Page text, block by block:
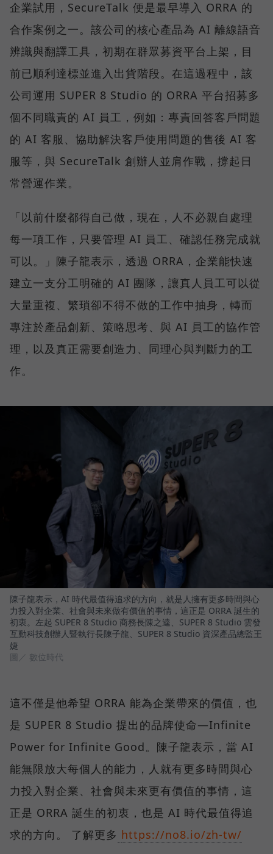
企業試用，SecureTalk 便是最早導入 ORRA 的
合作案例之一。該公司的核心產品為 AI 離線語音
辨識與翻譯工具，初期在群眾募資平台上架，目
前已順利達標並進入出貨階段。在這過程中，該
公司運用 SUPER 8 Studio 的 ORRA 平台招募多
個不同職責的 AI 員工，例如：專責回答客戶問題
的 AI 客服、協助解決客戶使用問題的售後 AI 客
服等，與 SecureTalk 創辦人並肩作戰，撐起日
常營運作業。
「以前什麼都得自己做，現在，人不必親自處理
每一項工作，只要管理 AI 員工、確認任務完成就
可以。」陳子龍表示，透過 ORRA，企業能快速
建立一支分工明確的 AI 團隊，讓真人員工可以從
大量重複、繁瑣卻不得不做的工作中抽身，轉而
專注於產品創新、策略思考、與 AI 員工的協作管
理，以及真正需要創造力、同理心與判斷力的工
作。
陳子龍表示，AI 時代最值得追求的方向，就是人擁有更多時間與心
力投入對企業、社會與未來做有價值的事情，這正是 ORRA 誕生的
初衷。左起 SUPER 8 Studio 商務長陳之逵、SUPER 8 Studio 雲發
互動科技創辦人暨執行長陳子龍、SUPER 8 Studio 資深產品總監王
婕
圖／ 數位時代
這不僅是他希望 ORRA 能為企業帶來的價值，也
是 SUPER 8 Studio 提出的品牌使命—Infinite
Power for Infinite Good。陳子龍表示，當 AI
能無限放大每個人的能力，人就有更多時間與心
力投入對企業、社會與未來更有價值的事情，這
正是 ORRA 誕生的初衷，也是 AI 時代最值得追
求的方向。 了解更多 https://no8.io/zh-tw/